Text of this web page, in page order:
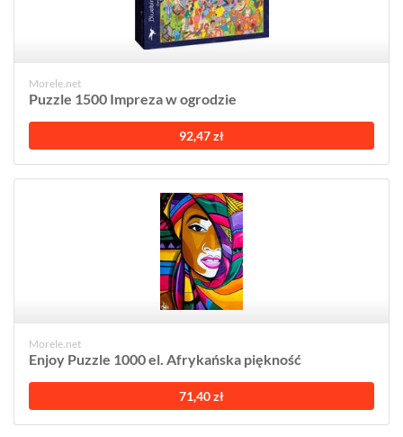
Morele.net
Puzzle 1500 Impreza w ogrodzie
92,47 zł
Morele.net
Enjoy Puzzle 1000 el. Afrykańska piękność
71,40 zł